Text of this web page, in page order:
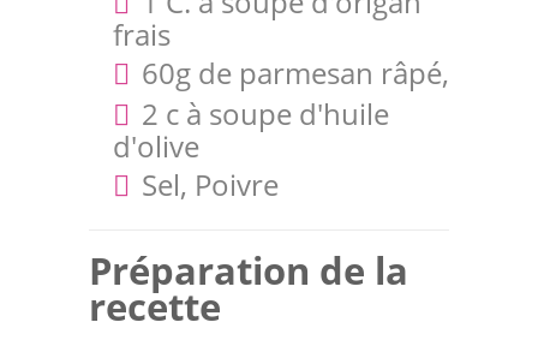
frais
60g de parmesan râpé,
2 c à soupe d'huile
d'olive
Sel, Poivre
Préparation de la
recette